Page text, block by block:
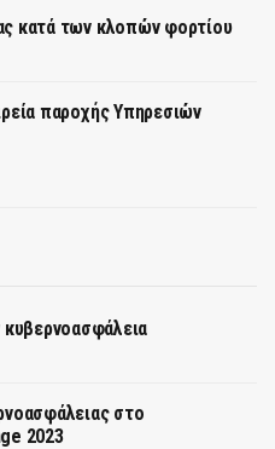
κατά των κλοπών φορτίου
παροχής Υπηρεσιών
κυβερνοασφάλεια
στο
2023